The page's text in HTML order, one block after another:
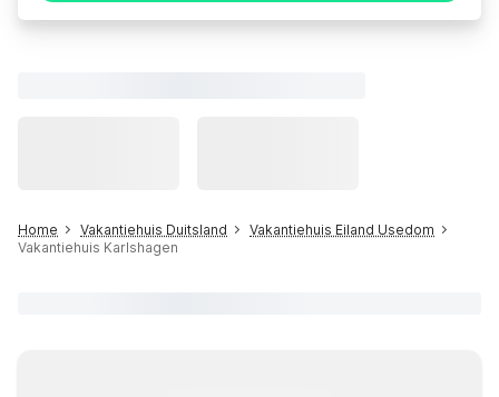
Home Vakantiehuis Duitsland
Vakantiehuis Eiland Usedom
Vakantiehuis Karlshagen